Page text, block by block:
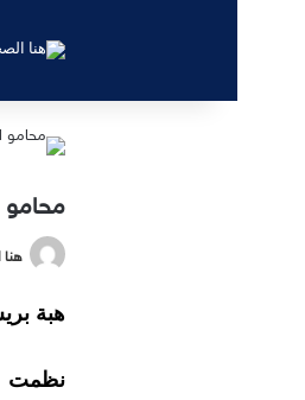
محامو
هنا
هبة